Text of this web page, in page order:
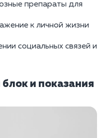
препараты для
к личной жизни
социальных связей и
и показания